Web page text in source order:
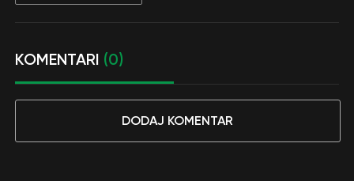
KOMENTARI (0)
DODAJ KOMENTAR